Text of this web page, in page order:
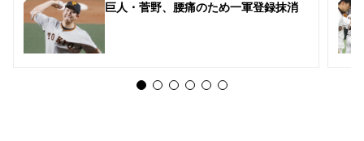
巨人・菅野、腰痛のため一軍登録抹消